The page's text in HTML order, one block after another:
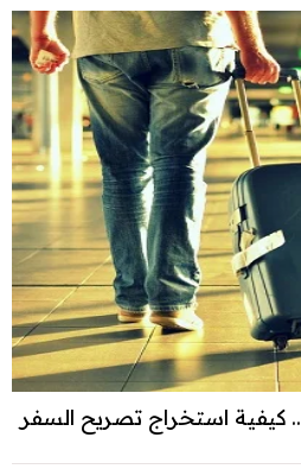
قبل السفر للخليج 2026.. كيفية استخراج تصريح السفر